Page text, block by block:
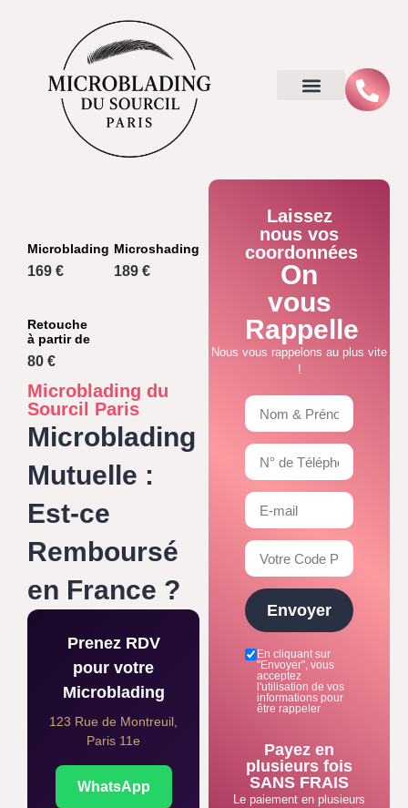
Microblading
169 €
Microshading
189 €
Retouche
à partir de
80 €
Microblading du
Sourcil Paris
Microblading
Mutuelle :
Est-ce
Remboursé
en France ?
Prenez RDV
pour votre
Microblading
123 Rue de Montreuil,
Paris 11e
WhatsApp
Laissez
nous vos
coordonnées
On
vous
Rappelle
Nous vous rappelons au plus vite
!
En cliquant sur
"Envoyer", vous
acceptez
l'utilisation de vos
informations pour
être rappeler
Envoyer
Payez en
plusieurs fois
SANS FRAIS
Le paiement en plusieurs